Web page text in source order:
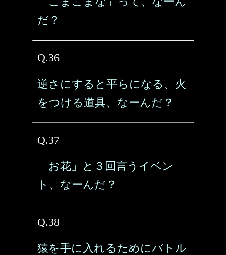
だ？
Q.36
逆さにすると平らになる、火
をつける道具、なーんだ？
Q.37
「お花」と３回言うイベン
ト、なーんだ？
Q.38
猿を手に入れるためにバトル